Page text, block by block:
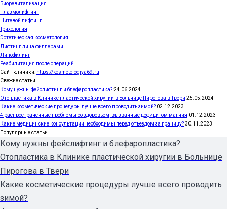
Биоревитализация
Плазмолифтинг
Нитевой лифтинг
Трихология
Эстетическая косметология
Лифтинг лица филлерами
Липофилинг
Реабилитация после операций
Сайт клиники: https://kosmetologiya69.ru
Свежие статьи
Кому нужны фейслифтинг и блефаропластика?24.06.2024
Отопластика в Клинике пластической хиругии в Больнице Пирогова в Твери 25.05.2024
Какие косметические процедуры лучше всего проводить зимой? 02.12.2023
4 распространенные проблемы со здоровьем, вызванные дефицитом магния 01.12.2023
Какие медицинские консультации необходимы перед отъездом за границу?30.11.2023
Популярные статьи
Кому нужны фейслифтинг и блефаропластика?
Отопластика в Клинике пластической хиругии в Больнице
Пирогова в Твери
Какие косметические процедуры лучше всего проводить
зимой?